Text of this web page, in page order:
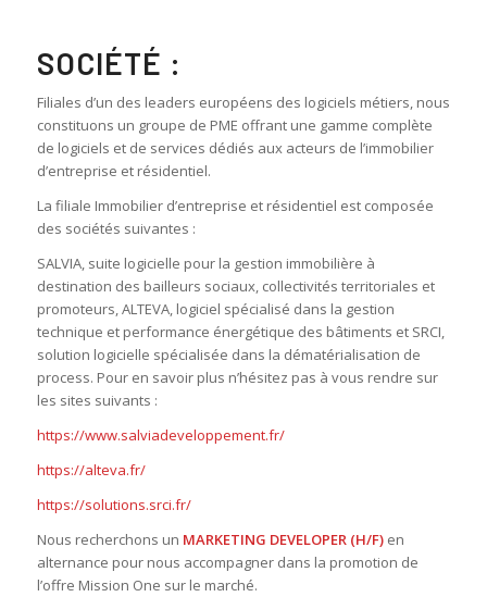
SOCIÉTÉ :
Filiales d’un des leaders européens des logiciels métiers, nous
constituons un groupe de PME offrant une gamme complète
de logiciels et de services dédiés aux acteurs de l’immobilier
d’entreprise et résidentiel.
La filiale Immobilier d’entreprise et résidentiel est composée
des sociétés suivantes :
SALVIA, suite logicielle pour la gestion immobilière à
destination des bailleurs sociaux, collectivités territoriales et
promoteurs, ALTEVA, logiciel spécialisé dans la gestion
technique et performance énergétique des bâtiments et SRCI,
solution logicielle spécialisée dans la dématérialisation de
process. Pour en savoir plus n’hésitez pas à vous rendre sur
les sites suivants :
https://www.salviadeveloppement.fr/
https://alteva.fr/
https://solutions.srci.fr/
Nous recherchons un MARKETING DEVELOPER (H/F) en
alternance pour nous accompagner dans la promotion de
l’offre Mission One sur le marché.